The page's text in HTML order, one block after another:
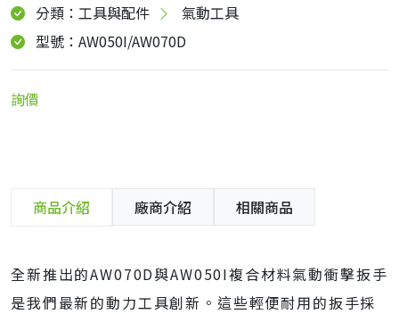
分類：工具與配件
氣動工具
型號：AW050I/AW070D
詢價
商品介紹 廠商介紹 相關商品
全新推出的AW070D與AW050I複合材料氣動衝擊扳手
是我們最新的動力工具創新。這些輕便耐用的扳手採